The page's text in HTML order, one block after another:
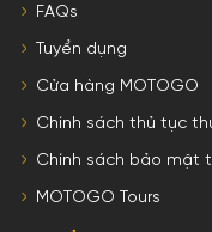
FAQs
Tuyển dụng
Cửa hàng MOTOGO
Chính sách thủ tục
Chính sách bảo mật
MOTOGO Tours